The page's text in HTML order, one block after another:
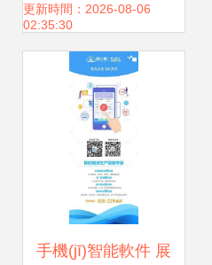
(yīng)用，助您高
效互聯(lián)
更新時間：2026-08-06
02:35:30
手機(jī)智能軟件 展